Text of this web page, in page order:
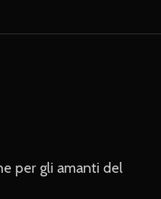
via e-mail
e-mail,
commento.
per gli amanti del